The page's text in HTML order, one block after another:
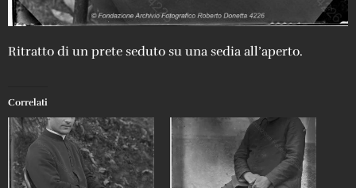
Ritratto di un prete seduto su una sedia all’aperto.
Correlati